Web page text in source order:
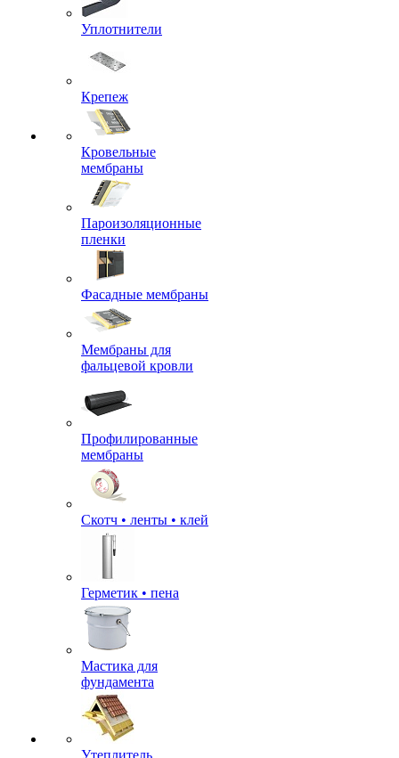
Уплотнители
Крепеж
Кровельные
мембраны
Пароизоляционные
пленки
Фасадные мембраны
Мембраны для
фальцевой кровли
Профилированные
мембраны
Скотч • ленты • клей
Герметик • пена
Мастика для
фундамента
Утеплитель